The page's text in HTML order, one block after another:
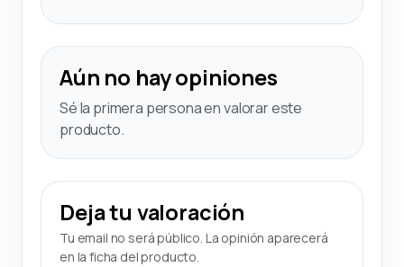
Aún no hay opiniones
Sé la primera persona en valorar este
producto.
Deja tu valoración
Tu email no será público. La opinión aparecerá
en la ficha del producto.